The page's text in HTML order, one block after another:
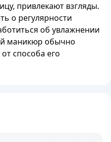
привлекают взгляды.
о регулярности
об увлажнении
маникюр обычно
способа его